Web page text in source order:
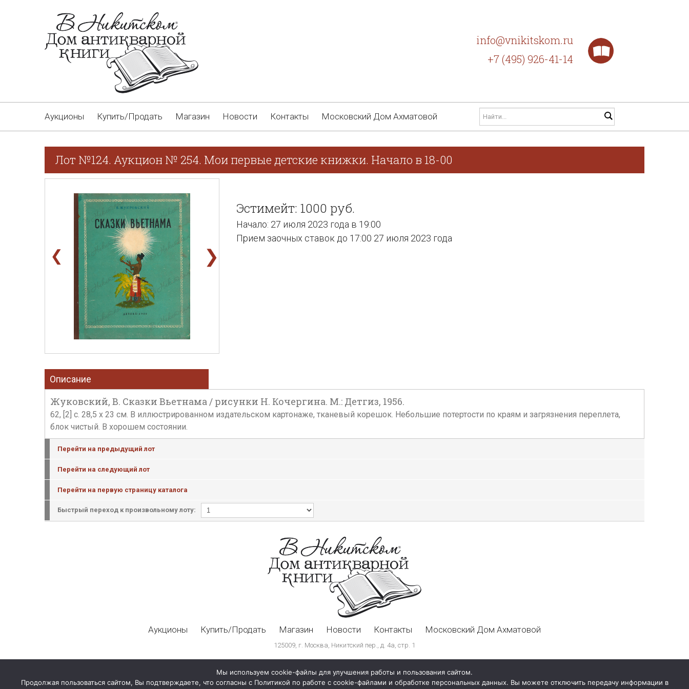
info@vnikitskom.ru
+7 (495) 926-41-14
Аукционы Купить/Продать Магазин Новости Контакты Московский Дом Ахматовой
Лот №124. Аукцион № 254. Мои первые детские книжки. Начало в 18-00
❮ ❯
Эстимейт: 1000 руб.
Начало: 27 июля 2023 года в 19:00
Прием заочных ставок до 17:00 27 июля 2023 года
Описание
Жуковский, В. Сказки Вьетнама / рисунки Н. Кочергина. М.: Детгиз, 1956.
62, [2] с. 28,5 х 23 см. В иллюстрированном издательском картонаже, тканевый корешок. Небольшие потертости по краям и загрязнения переплета,
блок чистый. В хорошем состоянии.
Перейти на предыдущий лот
Перейти на следующий лот
Перейти на первую страницу каталога
Быстрый переход к произвольному лоту:
Аукционы Купить/Продать Магазин Новости Контакты Московский Дом Ахматовой
125009, г. Москва, Никитский пер., д. 4а, стр. 1
Мы используем cookie-файлы для улучшения работы и пользования сайтом.
Продолжая пользоваться сайтом, Вы подтверждаете, что согласны с Политикой по работе с cookie-файлами и обработке персональных данных. Вы можете отключить передачу информации в